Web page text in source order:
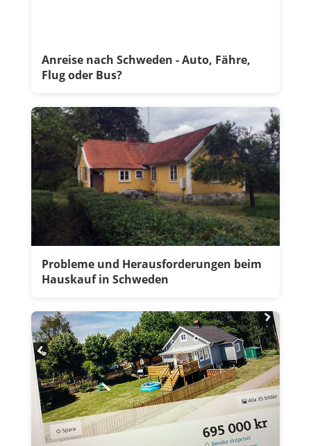
Anreise nach Schweden - Auto, Fähre,
Flug oder Bus?
Probleme und Herausforderungen beim
Hauskauf in Schweden